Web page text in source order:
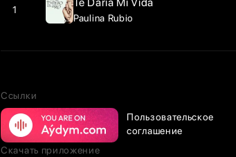
1
Paulina Rubio
Ссылки
Пользовательское
соглашение
Скачать приложение